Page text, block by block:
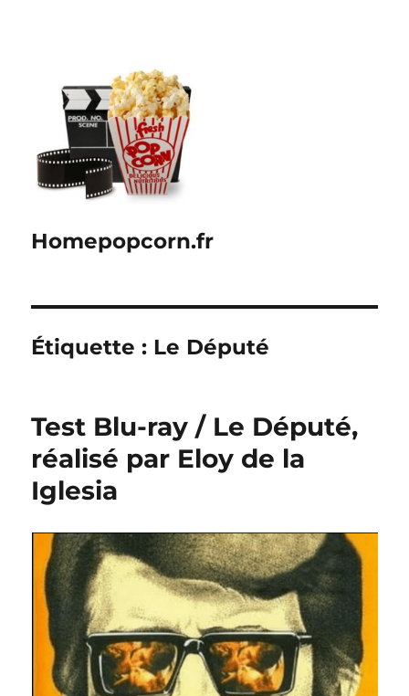
Homepopcorn.fr
Étiquette : Le Député
Test Blu-ray / Le Député,
réalisé par Eloy de la
Iglesia